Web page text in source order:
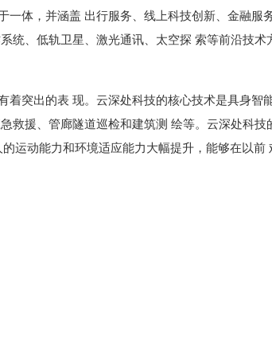
体，并涵盖 出行服务、线上科技创新、金融服
统、低轨卫星、激光通讯、太空探 索等前沿技术
突出的表 现。云深处科技的核心技术是具身智
救援、管廊隧道巡检和建筑测 绘等。云深处科技
运动能力和环境适应能力大幅提升，能够在以前